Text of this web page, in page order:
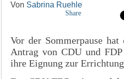
Von Sabrina Ruehle
Share
Vor der Sommerpause
Antrag von CDU und FDP
ihre Eignung zur